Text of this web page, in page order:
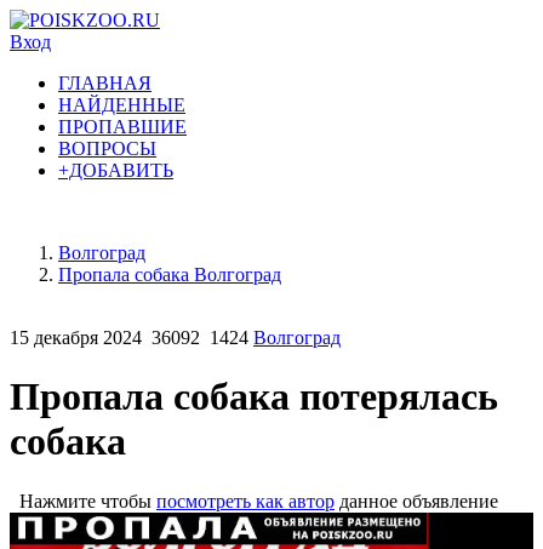
Вход
ГЛАВНАЯ
НАЙДЕННЫЕ
ПРОПАВШИЕ
ВОПРОСЫ
+ДОБАВИТЬ
Волгоград
Пропала собака Волгоград
15 декабря 2024 36092 1424 Волгоград
Пропала собака потерялась
собака
Нажмите чтобы посмотреть как автор данное объявление